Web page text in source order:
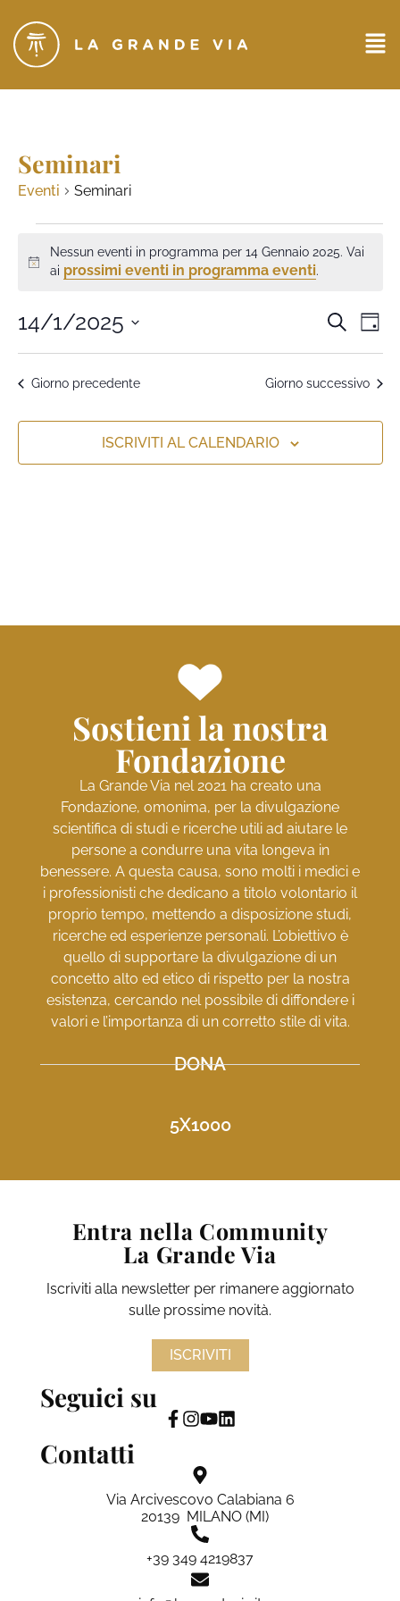
Seminari
Eventi Seminari
Notice
Nessun eventi in programma per 14 Gennaio 2025. Vai
ai prossimi eventi in programma eventi.
Eventi
e
CERCA
14/1/2025
la
data.
Giorno precedente Giorno successivo
ISCRIVITI AL CALENDARIO
Sostieni la nostra
Fondazione
La Grande Via nel 2021 ha creato una
Fondazione, omonima, per la divulgazione
scientifica di studi e ricerche utili ad aiutare le
persone a condurre una vita longeva in
benessere. A questa causa, sono molti i medici e
i professionisti che dedicano a titolo volontario il
proprio tempo, mettendo a disposizione studi,
ricerche ed esperienze personali. L’obiettivo è
quello di supportare la divulgazione di un
concetto alto ed etico di rispetto per la nostra
esistenza, cercando nel possibile di diffondere i
valori e l’importanza di un corretto stile di vita.
DONA
5X1000
Contatti
Via Arcivescovo Calabiana 6
20139 MILANO (MI)
+39 349 4219837
Seguici su
Entra nella Community
La Grande Via
Iscriviti alla newsletter per rimanere aggiornato
sulle prossime novità.
ISCRIVITI